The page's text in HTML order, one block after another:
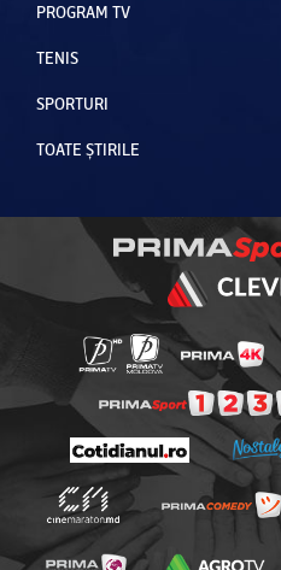
PROGRAM TV
TENIS
SPORTURI
TOATE ȘTIRILE